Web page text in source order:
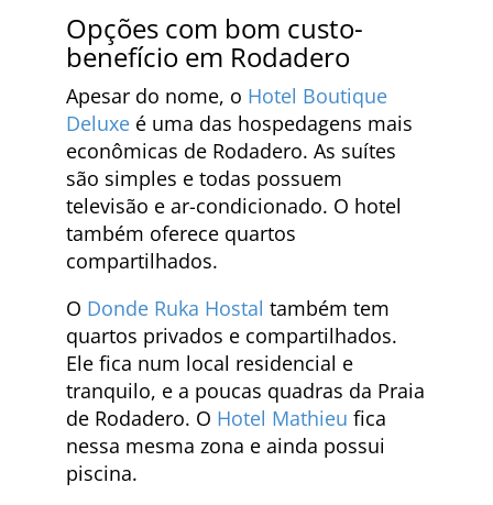
Opções com bom custo-
benefício em Rodadero
Apesar do nome, o Hotel Boutique
Deluxe é uma das hospedagens mais
econômicas de Rodadero. As suítes
são simples e todas possuem
televisão e ar-condicionado. O hotel
também oferece quartos
compartilhados.
O Donde Ruka Hostal também tem
quartos privados e compartilhados.
Ele fica num local residencial e
tranquilo, e a poucas quadras da Praia
de Rodadero. O Hotel Mathieu fica
nessa mesma zona e ainda possui
piscina.